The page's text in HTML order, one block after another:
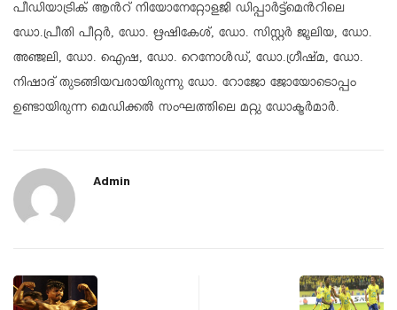
പീഡിയാട്രിക് ആന്‍റ് നിയോനേറ്റോളജി ഡിപ്പാര്‍ട്ട്മെന്‍റിലെ
ഡോ.പ്രീതി പീറ്റര്‍, ഡോ. ഋഷികേശ്, ഡോ. സിസ്റ്റര്‍ ജൂലിയ, ഡോ.
അഞ്ജലി, ഡോ. ഐഷ, ഡോ. റെനോള്‍ഡ്, ഡോ.ഗ്രീഷ്മ, ഡോ.
നിഷാദ് തുടങ്ങിയവരായിരുന്നു ഡോ. റോജോ ജോയോടൊപ്പം
ഉണ്ടായിരുന്ന മെഡിക്കല്‍ സംഘത്തിലെ മറ്റു ഡോക്ടര്‍മാര്‍.
Admin